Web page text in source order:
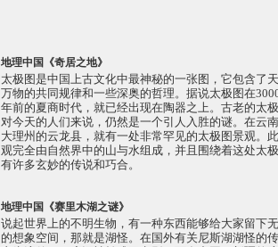
地理中国《奇居之地》
太极图是中国上古文化中最神秘的一张图，它包含了
万物的共同规律和一些深奥的哲理。据说太极图在
年前的夏商时代，就已经出现在陶器之上。古老的太
对今天的人们来说，仍然是一个引人入胜的谜。在云
大理州的云龙县，就有一处非常罕见的太极图景观。
观完全由自然界中的山与水组成，并且围绕着这处太
有许多玄妙的传说和巧合。
地理中国《赛里木湖之谜》
说起世界上的不明生物，有一种东西能够给大家留下
的想象空间，那就是湖怪。在国外有关尼斯湖湖怪的